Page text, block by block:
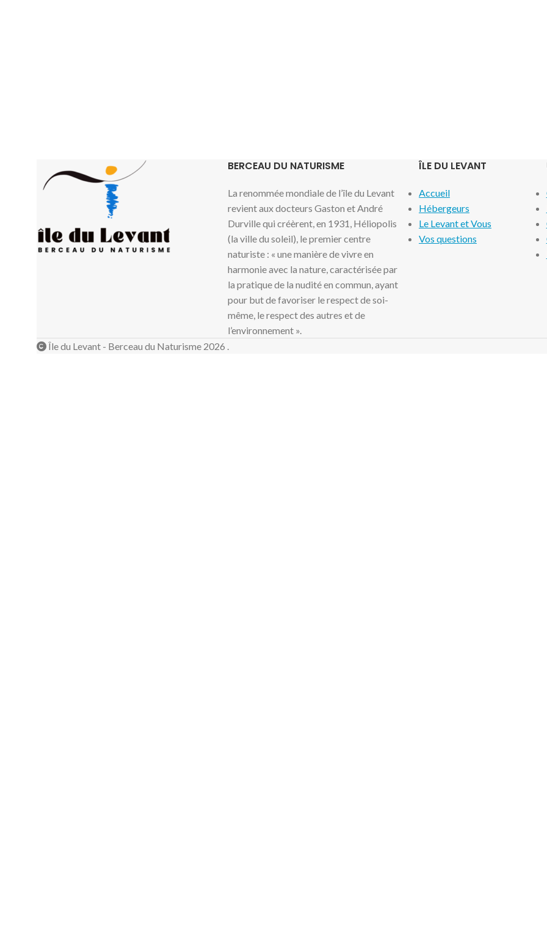
BERCEAU DU NATURISME
La renommée mondiale de l’île du Levant
revient aux docteurs Gaston et André
Durville qui créèrent, en 1931, Héliopolis
(la ville du soleil), le premier centre
naturiste : « une manière de vivre en
harmonie avec la nature, caractérisée par
la pratique de la nudité en commun, ayant
pour but de favoriser le respect de soi-
même, le respect des autres et de
l’environnement ».
ÎLE DU LEVANT
Accueil
Hébergeurs
Le Levant et Vous
Vos questions
Île du Levant - Berceau du Naturisme 2026 .